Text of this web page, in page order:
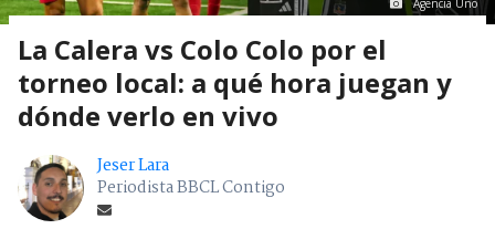
La Calera vs Colo Colo por el
torneo local: a qué hora juegan y
dónde verlo en vivo
Jeser Lara
Periodista BBCL Contigo